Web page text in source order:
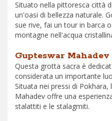
Situato nella pittoresca città
un'oasi di bellezza naturale.
sue rive, fai un tour in barca
montagne nell'acqua
Gupteswar Mahadev
Questa grotta sacra è
considerata un importante
Situata nei pressi di
Mahadev offre una
stalattiti e le stalagmiti.